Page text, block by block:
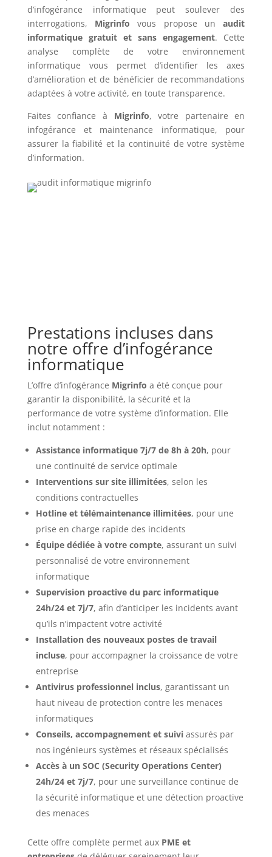
d’infogérance informatique peut soulever des
interrogations, Migrinfovous propose unaudit
informatique gratuit et sans engagement. Cette
analyse complète de votre environnement
informatique vous permet d’identifier les axes
d’amélioration et de bénéficier de recommandations
adaptées à votre activité, en toute transparence.
Faites confiance à Migrinfo, votre partenaire en
infogérance et maintenance informatique, pour
assurer la fiabilité et la continuité de votre système
d’information.
Prestations incluses dans
notre offre d’infogérance
informatique
L’offre d’infogérance Migrinfo a été conçue pour
garantir la disponibilité, la sécurité et la
performance de votre système d’information. Elle
inclut notamment :
Assistance informatique 7j/7 de 8h à 20h, pour
une continuité de service optimale
Interventions sur site illimitées, selon les
conditions contractuelles
Hotline et télémaintenance illimitées, pour une
prise en charge rapide des incidents
Équipe dédiée à votre compte, assurant un suivi
personnalisé de votre environnement
informatique
Supervision proactive du parc informatique
24h/24 et 7j/7, afin d’anticiper les incidents avant
qu’ils n’impactent votre activité
Installation des nouveaux postes de travail
incluse, pour accompagner la croissance de votre
entreprise
Antivirus professionnel inclus, garantissant un
haut niveau de protection contre les menaces
informatiques
Conseils, accompagnement et suiviassurés par
nos ingénieurs systèmes et réseaux spécialisés
Accès à un SOC (Security Operations Center)
24h/24 et 7j/7, pour une surveillance continue de
la sécurité informatique et une détection proactive
des menaces
Cette offre complète permet aux PME et